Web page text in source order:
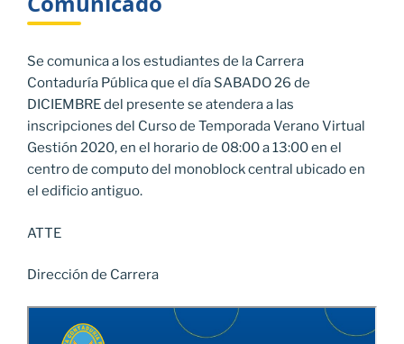
Se comunica a los estudiantes de la Carrera
Contaduría Pública que el día SABADO 26 de
DICIEMBRE del presente se atendera a las
inscripciones del Curso de Temporada Verano Virtual
Gestión 2020, en el horario de 08:00 a 13:00 en el
centro de computo del monoblock central ubicado en
el edificio antiguo.
ATTE
Dirección de Carrera